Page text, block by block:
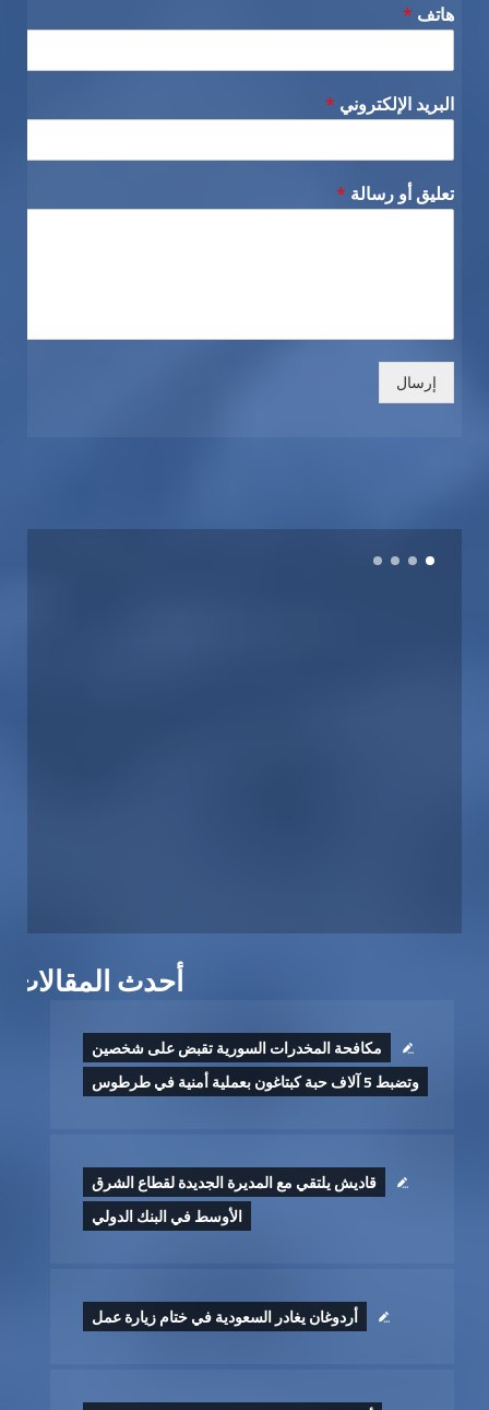
هاتف *
البريد الإلكتروني *
تعليق أو رسالة *
إرسال
أحدث المقالات
مكافحة المخدرات السورية تقبض على شخصين
وتضبط 5 آلاف حبة كبتاغون بعملية أمنية في طرطوس
قاديش يلتقي مع المديرة الجديدة لقطاع الشرق
الأوسط في البنك الدولي
أردوغان يغادر السعودية في ختام زيارة عمل